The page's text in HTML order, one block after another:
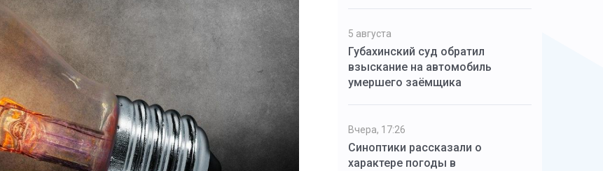
5 августа
Губахинский суд обратил
взыскание на автомобиль
умершего заёмщика
Вчера, 17:26
Синоптики рассказали о
характере погоды в